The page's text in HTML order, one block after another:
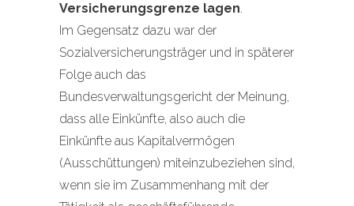
Versicherungsgrenze lagen.
Im Gegensatz dazu war der
Sozialversicherungsträger und in späterer
Folge auch das
Bundesverwaltungsgericht der Meinung,
dass alle Einkünfte, also auch die
Einkünfte aus Kapitalvermögen
(Ausschüttungen) miteinzubeziehen sind,
wenn sie im Zusammenhang mit der